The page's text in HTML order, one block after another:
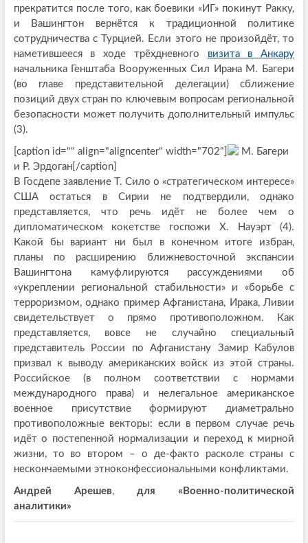
прекратится после того, как боевики «ИГ» покинут Ракку,
и Вашингтон вернётся к традиционной политике
сотрудничества с Турцией. Если этого не произойдёт, то
наметившееся в ходе трёхдневного визита в Анкару
начальника Генштаба Вооруженных Сил Ирана М. Багери
(во главе представительной делегации) сближение
позиций двух стран по ключевым вопросам региональной
безопасности может получить дополнительный импульс
(3).
[caption id="" align="aligncenter" width="702"]
М. Багери
и Р. Эрдоган[/caption]
В Госдепе заявление Т. Сило о «стратегическом интересе»
США остаться в Сирии не подтвердили, однако
представляется, что речь идёт не более чем о
дипломатическом кокетстве госпожи Х. Науэрт (4).
Какой бы вариант ни был в конечном итоге избран,
планы по расширению ближневосточной экспансии
Вашингтона камуфлируются рассуждениями об
«укреплении региональной стабильности» и «борьбе с
терроризмом, однако пример Афганистана, Ирака, Ливии
свидетельствует о прямо противоположном. Как
представляется, вовсе не случайно специальный
представитель России по Афганистану Замир Кабулов
призвал к выводу американских войск из этой страны.
Российское (в полном соответствии с нормами
международного права) и нелегальное американское
военное присутствие формируют диаметрально
противоположные векторы: если в первом случае речь
идёт о постепенной нормализации и переход к мирной
жизни, то во втором – о де-факто расколе страны с
нескончаемыми этноконфессиональными конфликтами.
Андрей Арешев,для «Военно-политической
аналитики»